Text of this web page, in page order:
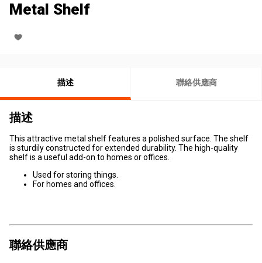
Metal Shelf
描述 聯絡供應商
描述
This attractive metal shelf features a polished surface. The shelf
is sturdily constructed for extended durability. The high-quality
shelf is a useful add-on to homes or offices.
Used for storing things.
For homes and offices.
聯絡供應商